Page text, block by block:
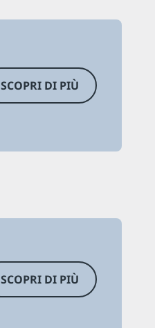
SCOPRI DI PIÙ
SCOPRI DI PIÙ